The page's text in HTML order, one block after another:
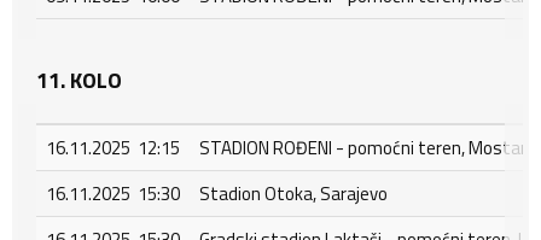
11. KOLO
16.11.2025 12:15
STADION ROĐENI - pomoćni teren, Mostar
16.11.2025 15:30
Stadion Otoka, Sarajevo